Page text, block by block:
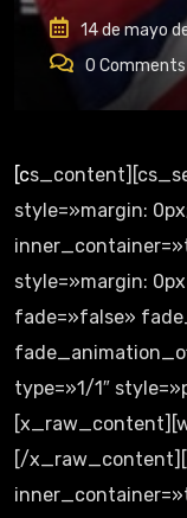
14 de mayo
0 Comments
[cs_content][cs_section parallax=»false»
style=»margin:
style=»margin:
fade=»false»
type=»1/1″
[/